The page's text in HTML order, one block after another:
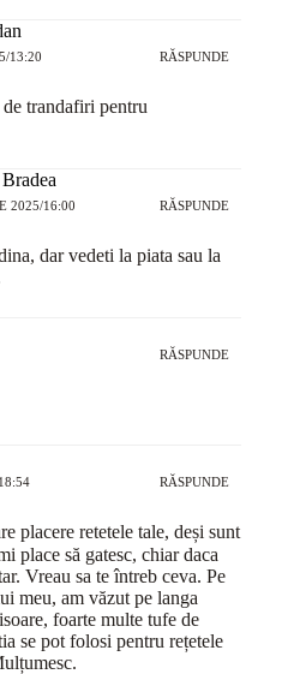
13:20 RĂSPUNDE
trandafiri pentru
2025/16:00 RĂSPUNDE
dar vedeti la piata sau la
RĂSPUNDE
RĂSPUNDE
placere retetele tale, deși sunt
place să gatesc, chiar daca
Vreau sa te întreb ceva. Pe
meu, am văzut pe langa
foarte multe tufe de
se pot folosi pentru rețetele